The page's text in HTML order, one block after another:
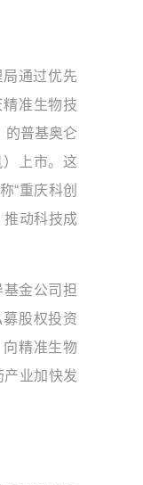
通过优先
准生物技
的普基奥仑
上市。这
“重庆科创
推动科技成
金公司担
股权投资
精准生物
业加快发